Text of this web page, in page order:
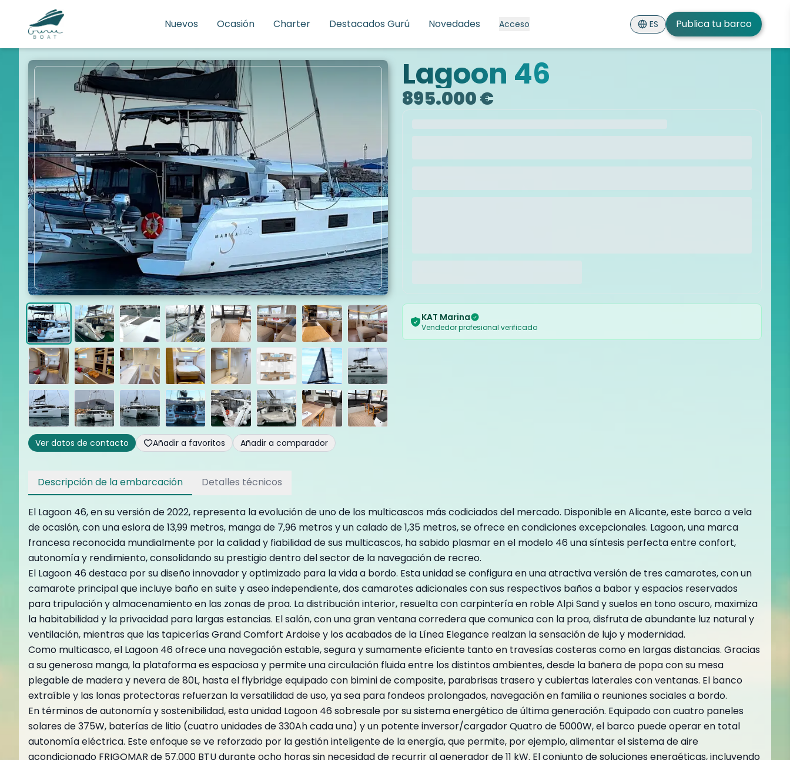
Nuevos Ocasión Charter Destacados Gurú Novedades Acceso ES Publica tu barco
Ver datos de contacto Añadir a favoritos Añadir a comparador
Lagoon 46
895.000 €
KAT Marina
Vendedor profesional verificado
Descripción de la embarcación Detalles técnicos
El Lagoon 46, en su versión de 2022, representa la evolución de uno de los multicascos más codiciados del mercado. Disponible en Alicante, este barco a vela
de ocasión, con una eslora de 13,99 metros, manga de 7,96 metros y un calado de 1,35 metros, se ofrece en condiciones excepcionales. Lagoon, una marca
francesa reconocida mundialmente por la calidad y fiabilidad de sus multicascos, ha sabido plasmar en el modelo 46 una síntesis perfecta entre confort,
autonomía y rendimiento, consolidando su prestigio dentro del sector de la navegación de recreo.
El Lagoon 46 destaca por su diseño innovador y optimizado para la vida a bordo. Esta unidad se configura en una atractiva versión de tres camarotes, con un
camarote principal que incluye baño en suite y aseo independiente, dos camarotes adicionales con sus respectivos baños a babor y espacios reservados
para tripulación y almacenamiento en las zonas de proa. La distribución interior, resuelta con carpintería en roble Alpi Sand y suelos en tono oscuro, maximiza
la habitabilidad y la privacidad para largas estancias. El salón, con una gran ventana corredera que comunica con la proa, disfruta de abundante luz natural y
ventilación, mientras que las tapicerías Grand Comfort Ardoise y los acabados de la Línea Elegance realzan la sensación de lujo y modernidad.
Como multicasco, el Lagoon 46 ofrece una navegación estable, segura y sumamente eficiente tanto en travesías costeras como en largas distancias. Gracias
a su generosa manga, la plataforma es espaciosa y permite una circulación fluida entre los distintos ambientes, desde la bañera de popa con su mesa
plegable de madera y nevera de 80L, hasta el flybridge equipado con bimini de composite, parabrisas trasero y cubiertas laterales con ventanas. El banco
extraíble y las lonas protectoras refuerzan la versatilidad de uso, ya sea para fondeos prolongados, navegación en familia o reuniones sociales a bordo.
En términos de autonomía y sostenibilidad, esta unidad Lagoon 46 sobresale por su sistema energético de última generación. Equipado con cuatro paneles
solares de 375W, baterías de litio (cuatro unidades de 330Ah cada una) y un potente inversor/cargador Quatro de 5000W, el barco puede operar en total
autonomía eléctrica. Este enfoque se ve reforzado por la gestión inteligente de la energía, que permite, por ejemplo, alimentar el sistema de aire
acondicionado FRIGOMAR de 57.000 BTU durante ocho horas sin necesidad de recurrir al generador de 11 kW. El conjunto de soluciones energéticas, incluyendo